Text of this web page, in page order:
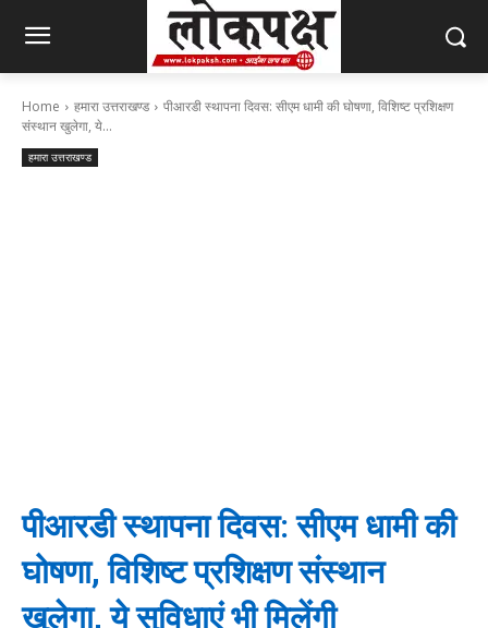
Home हमारा उत्तराखण्ड
पीआरडी स्थापना दिवस: सीएम धामी की घोषणा, विशिष्ट प्रशिक्षण
संस्थान खुलेगा, ये...
हमारा उत्तराखण्ड
पीआरडी स्थापना दिवस: सीएम धामी की
घोषणा, विशिष्ट प्रशिक्षण संस्थान
खुलेगा, ये सुविधाएं भी मिलेंगी